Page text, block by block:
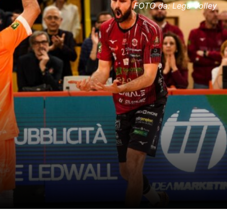
FOTO da: Lega Volley